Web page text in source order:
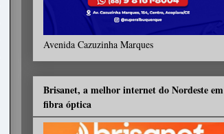
Avenida Cazuzinha Marques
Brisanet, a melhor internet do Nordeste em
fibra óptica